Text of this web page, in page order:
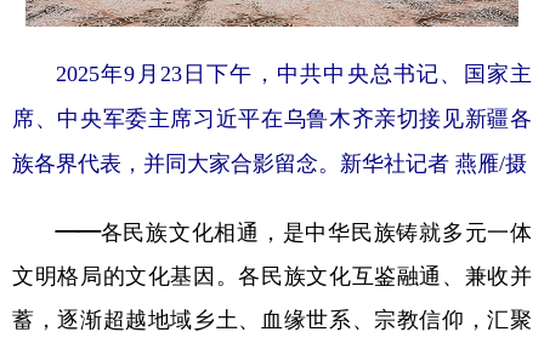
2025年9月23日下午，中共中央总书记、国家主
席、中央军委主席习近平在乌鲁木齐亲切接见新疆各
族各界代表，并同大家合影留念。新华社记者 燕雁/摄
——各民族文化相通，是中华民族铸就多元一体
文明格局的文化基因。各民族文化互鉴融通、兼收并
蓄，逐渐超越地域乡土、血缘世系、宗教信仰，汇聚